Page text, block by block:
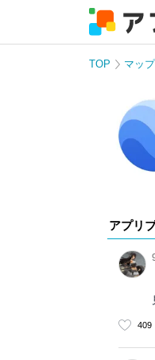
TOP マッ
アプリ
409